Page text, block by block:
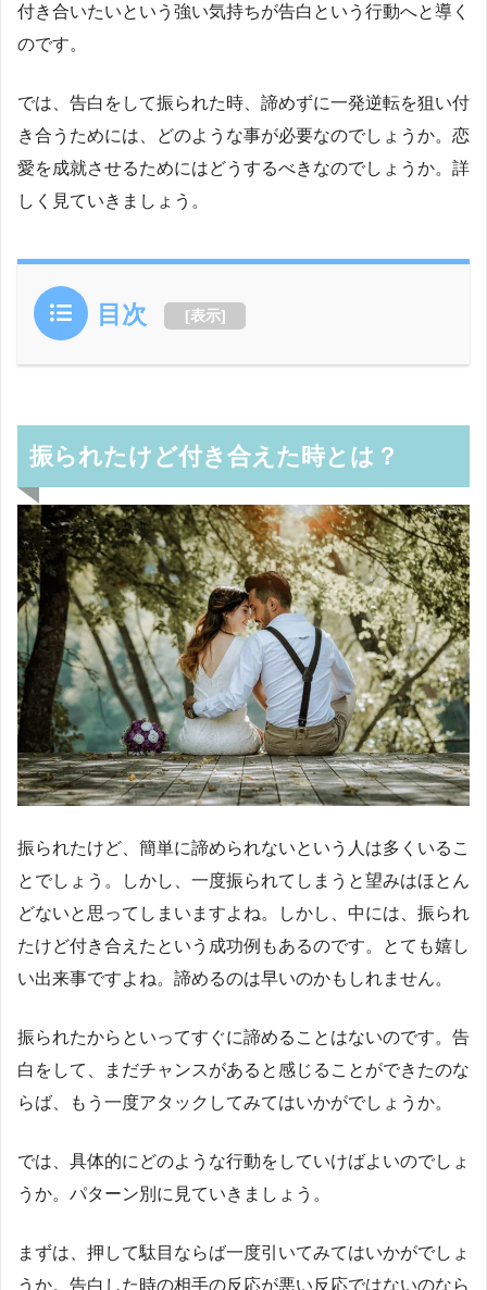
付き合いたいという強い気持ちが告白という行動へと導く
のです。
では、告白をして振られた時、諦めずに一発逆転を狙い付
き合うためには、どのような事が必要なのでしょうか。恋
愛を成就させるためにはどうするべきなのでしょうか。詳
しく見ていきましょう。
目次 [表示]
振られたけど付き合えた時とは？
振られたけど、簡単に諦められないという人は多くいるこ
とでしょう。しかし、一度振られてしまうと望みはほとん
どないと思ってしまいますよね。しかし、中には、振られ
たけど付き合えたという成功例もあるのです。とても嬉し
い出来事ですよね。諦めるのは早いのかもしれません。
振られたからといってすぐに諦めることはないのです。告
白をして、まだチャンスがあると感じることができたのな
らば、もう一度アタックしてみてはいかがでしょうか。
では、具体的にどのような行動をしていけばよいのでしょ
うか。パターン別に見ていきましょう。
まずは、押して駄目ならば一度引いてみてはいかがでしょ
うか。告白した時の相手の反応が悪い反応ではないのなら